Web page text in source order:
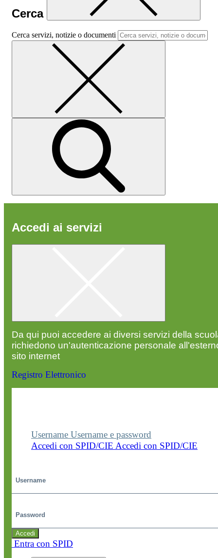
Cerca
Cerca servizi, notizie o documenti
Accedi ai servizi
Da qui puoi accedere ai diversi servizi della
richiedono un'autenticazione personale
sito internet
Registro Elettronico
Username Username e password
Accedi con SPID/CIE Accedi con SPID/CIE
Accedi
Entra con SPID